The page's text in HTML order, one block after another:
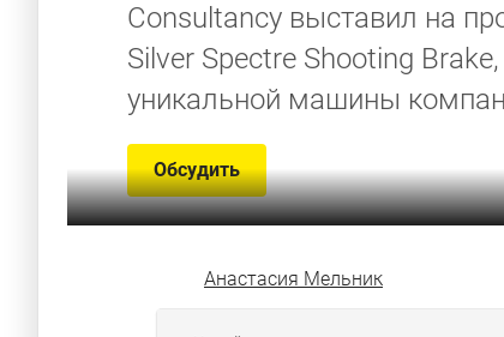
Consultancy выставил на
Silver Spectre Shooting
уникальной машины
Обсудить
Анастасия Мельник